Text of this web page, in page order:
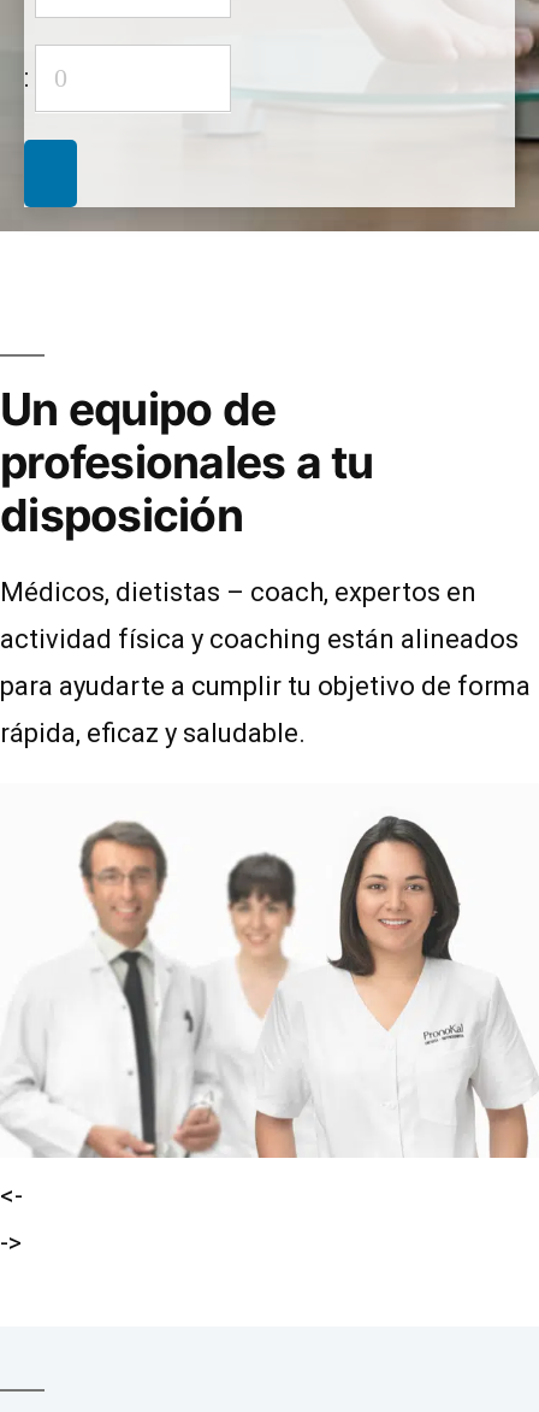
:
Un equipo de
profesionales a tu
disposición
Médicos, dietistas – coach, expertos en
actividad física y coaching están alineados
para ayudarte a cumplir tu objetivo de forma
rápida, eficaz y saludable.
<-
->